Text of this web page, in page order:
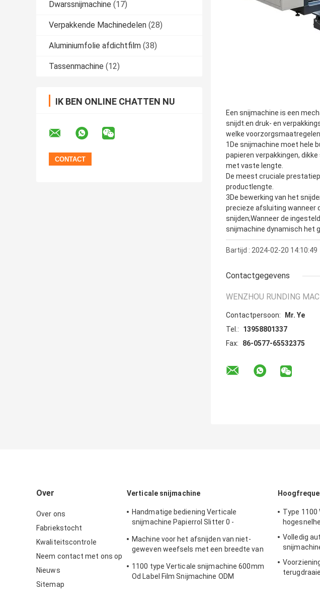
Dwarssnijmachine (17)
Verpakkende Machinedelen (28)
Aluminiumfolie afdichtfilm (38)
Tassenmachine (12)
IK BEN ONLINE CHATTEN NU
Een snijmachine is een
snijdt.en druk- en
welke
1De snijmachine moet hele
papieren verpakkingen,
met vaste lengte.
De meest cruciale
productlengte.
3De bewerking van het
precieze afsluiting wanneer
snijden;Wanneer de
snijmachine dynamisch het
Bartijd : 2024-02-20 14:10:49
Contactgegevens
WENZHOU RUNDING
Contactpersoon:
Mr. Ye
Tel.:
13958801337
Fax:
86-0577-65532375
Over
Over ons
Fabriekstocht
Kwaliteitscontrole
Neem contact met ons op
Nieuws
Sitemap
Verticale snijmachine
Handmatige bediening Verticale
snijmachine Papierrol Slitter 0 -
Machine voor het afsnijden van niet-
geweven weefsels met een breedte van
1100 type Verticale snijmachine 600mm
Od Label Film Snijmachine ODM
Type
Volledig